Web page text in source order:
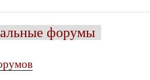
форумы